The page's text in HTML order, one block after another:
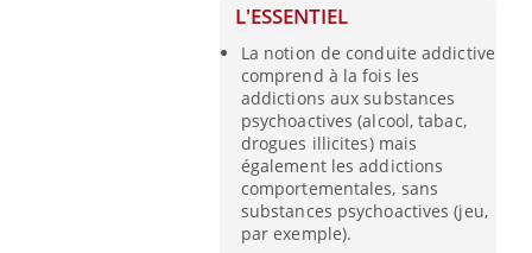
L'ESSENTIEL
La notion de conduite addictive
comprend à la fois les
addictions aux substances
psychoactives (alcool, tabac,
drogues illicites) mais
également les addictions
comportementales, sans
substances psychoactives (jeu,
par exemple).